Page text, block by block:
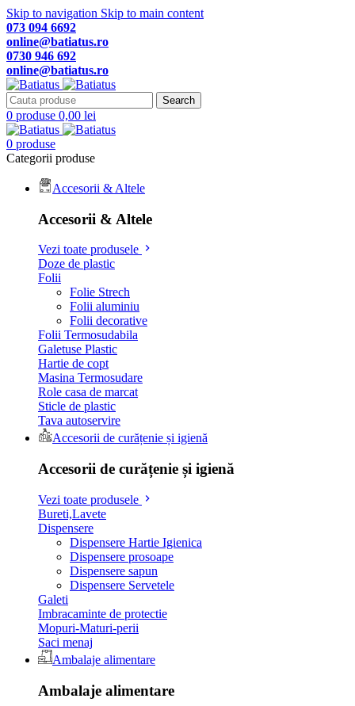
Skip to navigation Skip to main content
073 094 6692
online@batiatus.ro
0730 946 692
online@batiatus.ro
Search
0 produse 0,00 lei
0 produse
Categorii produse
Accesorii & Altele
Accesorii & Altele
Vezi toate produsele
Doze de plastic
Folii
Folie Strech
Folii aluminiu
Folii decorative
Folii Termosudabila
Galetuse Plastic
Hartie de copt
Masina Termosudare
Role casa de marcat
Sticle de plastic
Tava autoservire
Accesorii de curățenie și igienă
Accesorii de curățenie și igienă
Vezi toate produsele
Bureti,Lavete
Dispensere
Dispensere Hartie Igienica
Dispensere prosoape
Dispensere sapun
Dispensere Servetele
Galeti
Imbracaminte de protectie
Mopuri-Maturi-perii
Saci menaj
Ambalaje alimentare
Ambalaje alimentare